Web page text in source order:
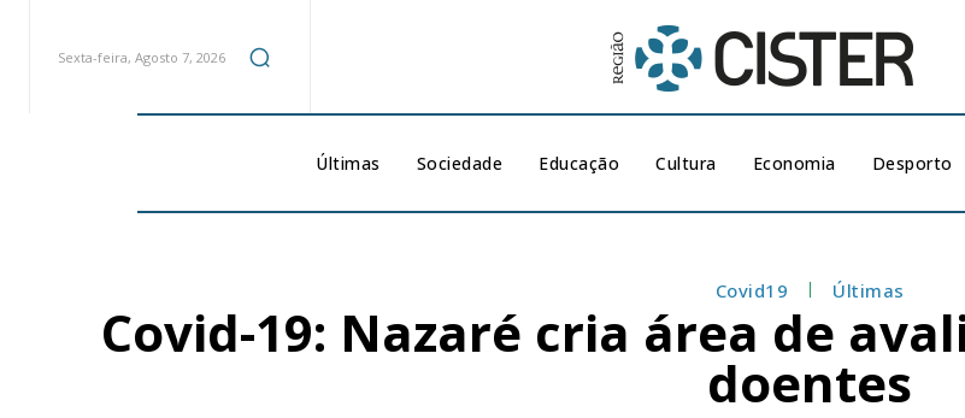
Sexta-feira, Agosto 7, 2026
Últimas Sociedade Educação Cultura Economia Desporto
Covid19 Últimas
Covid-19: Nazaré cria área de
doentes